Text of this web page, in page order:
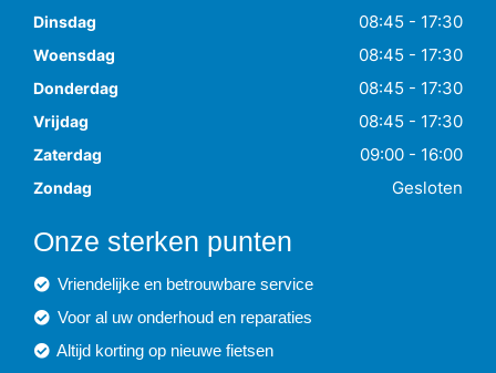
Dinsdag 08:45 - 17:30
Woensdag 08:45 - 17:30
Donderdag 08:45 - 17:30
Vrijdag 08:45 - 17:30
Zaterdag 09:00 - 16:00
Zondag Gesloten
Onze sterken punten
Vriendelijke en betrouwbare service
Voor al uw onderhoud en reparaties
Altijd korting op nieuwe fietsen